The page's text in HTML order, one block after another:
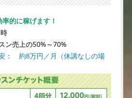
的に稼げます！
ン売上の50%～70%
： 約8万円／月（休講なしの場